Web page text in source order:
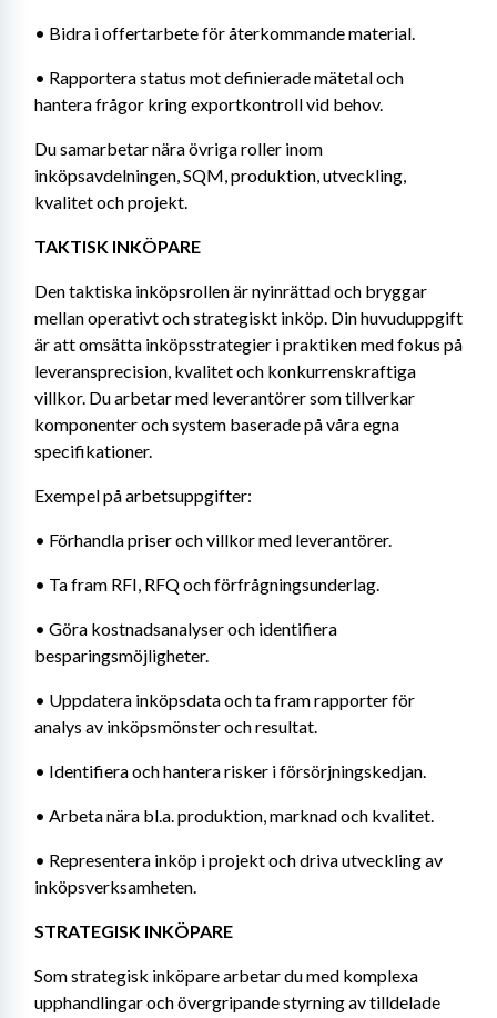
• Bidra i offertarbete för återkommande material.
• Rapportera status mot definierade mätetal och
hantera frågor kring exportkontroll vid behov.
Du samarbetar nära övriga roller inom
inköpsavdelningen, SQM, produktion, utveckling,
kvalitet och projekt.
TAKTISK INKÖPARE
Den taktiska inköpsrollen är nyinrättad och bryggar
mellan operativt och strategiskt inköp. Din huvuduppgift
är att omsätta inköpsstrategier i praktiken med fokus på
leveransprecision, kvalitet och konkurrenskraftiga
villkor. Du arbetar med leverantörer som tillverkar
komponenter och system baserade på våra egna
specifikationer.
Exempel på arbetsuppgifter:
• Förhandla priser och villkor med leverantörer.
• Ta fram RFI, RFQ och förfrågningsunderlag.
• Göra kostnadsanalyser och identifiera
besparingsmöjligheter.
• Uppdatera inköpsdata och ta fram rapporter för
analys av inköpsmönster och resultat.
• Identifiera och hantera risker i försörjningskedjan.
• Arbeta nära bl.a. produktion, marknad och kvalitet.
• Representera inköp i projekt och driva utveckling av
inköpsverksamheten.
STRATEGISK INKÖPARE
Som strategisk inköpare arbetar du med komplexa
upphandlingar och övergripande styrning av tilldelade